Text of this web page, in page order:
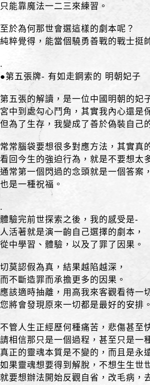
只能靠魔法一二三來練習。
至於為何那世會選這樣的劇本呢？
純粹覺得，能當個驍勇善戰的戰士挺
.
●第五張牌- 有如走鋼索的 明朝妃子
第五張的解讀，是一位中國明朝的妃
宮中到處勾心鬥角，其實我內心還是
但為了生存，我變成了善於偽裝自己
常常腦袋要想很多對應方法，其實真
看回今生的強迫行為，就是不要想太
通常第一個閃過的念頭就是一個答案
也是一種祝福。
.
體驗完前世探索之後，我的感受是-
人活著就是演一齣自己選擇的劇本，
從中學習、體驗，以及了罪了因果。
切莫認假為真，結果越陷越深，
而不斷造罪而承擔更多的因果。
應該適時抽離，用高我來客觀看待一
您將會發現原來一切都是最好的安排
不管人生正經歷何種痛苦，悲傷甚至
請相信那只是一個過程，甚至只是一
真正的靈魂本質是不變的，而且是永
如果靈魂想要得到解脫，不想生生世
就要想辦法開始反觀自省，改毛病，